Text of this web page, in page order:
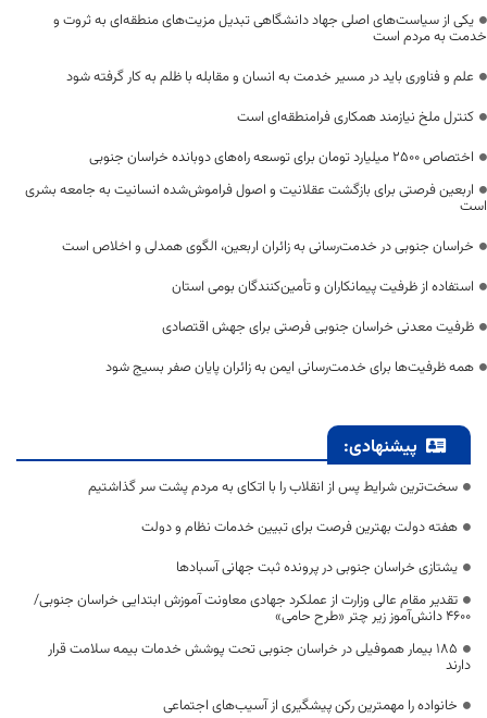
یکی از سیاست‌های اصلی جهاد دانشگاهی تبدیل مزیت‌های منطقه‌ای به ثروت و
خدمت به مردم است
علم و فناوری باید در مسیر خدمت به انسان و مقابله با ظلم به کار گرفته شود
کنترل ملخ نیازمند همکاری فرامنطقه‌ای است
اختصاص 2500 میلیارد تومان برای توسعه راه‌های دوبانده خراسان جنوبی
اربعین فرصتی برای بازگشت عقلانیت و اصول فراموش‌شده انسانیت به جامعه بشری
است
خراسان جنوبی در خدمت‌رسانی به زائران اربعین، الگوی همدلی و اخلاص است
استفاده از ظرفیت پیمانکاران و تأمین‌کنندگان بومی استان
ظرفیت معدنی خراسان جنوبی فرصتی برای جهش اقتصادی
همه ظرفیت‌ها برای خدمت‌رسانی ایمن به زائران پایان صفر بسیج شود
پیشنهادی:
سخت‌ترین شرایط پس از انقلاب را با اتکای به مردم پشت سر گذاشتیم
هفته دولت بهترین فرصت برای تبیین خدمات نظام و دولت
یشتازی خراسان جنوبی در پرونده ثبت جهانی آسبادها
تقدیر مقام عالی وزارت از عملکرد جهادی معاونت آموزش ابتدایی خراسان جنوبی/
۴۶۰۰ دانش‌آموز زیر چتر «طرح حامی»
۱۸۵ بیمار هموفیلی در خراسان جنوبی تحت پوشش خدمات بیمه سلامت قرار
دارند
خانواده را مهمترین رکن پیشگیری از آسیب‌های اجتماعی